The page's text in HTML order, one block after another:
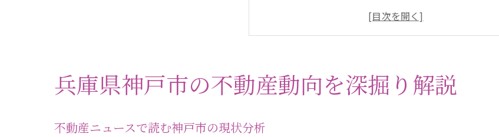
神戸不動産ニュースが示す価格変動の理由
不動産時事ネタから見る神戸市の将来性
資産価値を支える神戸市の街づくり戦略とは
不動産価値を高める神戸市の開発戦略を解説
兵庫県神戸市の不動産動向を深掘り解説
不動産ニュースで読む神戸市の現状分析